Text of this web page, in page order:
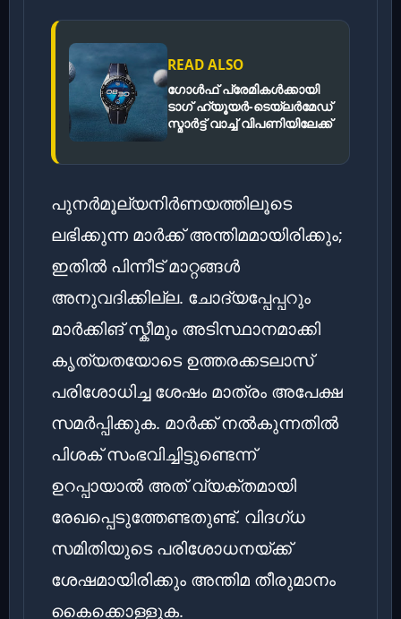
READ ALSO
ഗോൾഫ് പ്രേമികൾക്കായി
ടാഗ് ഹ്യൂയർ-ടെയ്‌ലർമേഡ്
സ്മാർട്ട് വാച്ച് വിപണിയിലേക്ക്
പുനർമൂല്യനിർണയത്തിലൂടെ
ലഭിക്കുന്ന മാർക്ക് അന്തിമമായിരിക്കും;
ഇതിൽ പിന്നീട് മാറ്റങ്ങൾ
അനുവദിക്കില്ല. ചോദ്യപ്പേപ്പറും
മാർക്കിങ് സ്കീമും അടിസ്ഥാനമാക്കി
കൃത്യതയോടെ ഉത്തരക്കടലാസ്
പരിശോധിച്ച ശേഷം മാത്രം അപേക്ഷ
സമർപ്പിക്കുക. മാർക്ക് നൽകുന്നതിൽ
പിശക് സംഭവിച്ചിട്ടുണ്ടെന്ന്
ഉറപ്പായാൽ അത് വ്യക്തമായി
രേഖപ്പെടുത്തേണ്ടതുണ്ട്. വിദഗ്ധ
സമിതിയുടെ പരിശോധനയ്ക്ക്
ശേഷമായിരിക്കും അന്തിമ തീരുമാനം
കൈക്കൊള്ളുക.